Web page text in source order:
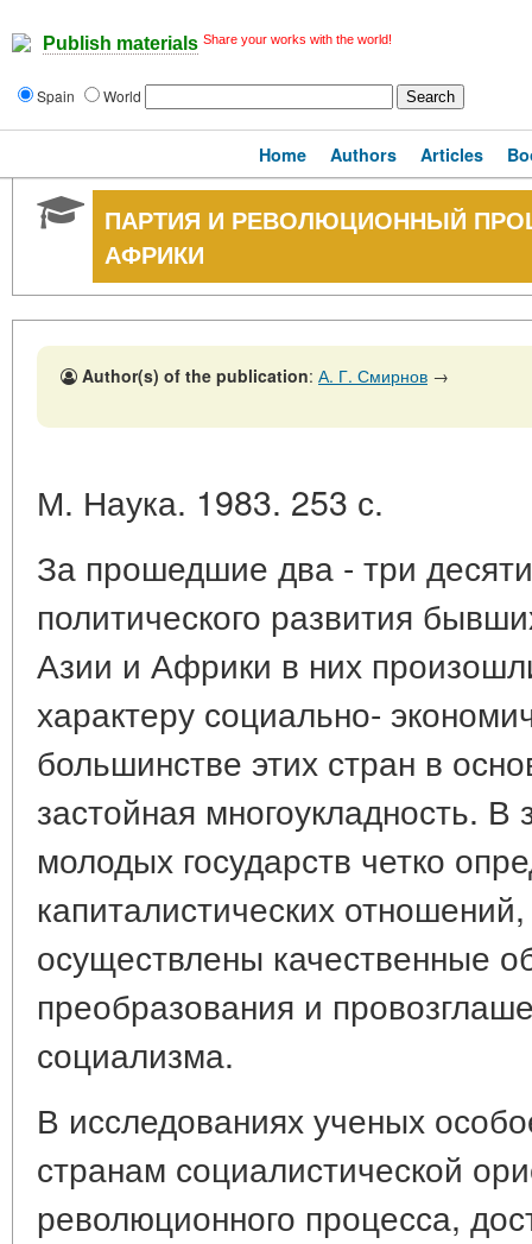
Publish materials Share your works with the world!
Spain World
Home Authors Articles
ПАРТИЯ И РЕВОЛЮЦИОННЫЙ
АФРИКИ
Author(s) of the publication: А. Г. Смирнов →
М. Наука. 1983. 253 с.
За прошедшие два - три
политического развития
Азии и Африки в них
характеру социально-
большинстве этих стран в
застойная многоукладность. В
молодых государств четко
капиталистических
осуществлены качественные
преобразования и
социализма.
В исследованиях ученых
странам социалистической
революционного процесса,